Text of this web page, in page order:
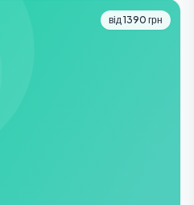
від 1390 грн